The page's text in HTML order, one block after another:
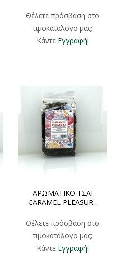
Θέλετε πρόσβαση στο
τιμοκατάλογο μας;
Κάντε Εγγραφή!
ΑΡΩΜΑΤΙΚΟ ΤΣΑΪ
CARAMEL PLEASURE
Θέλετε πρόσβαση στο
τιμοκατάλογο μας;
Κάντε Εγγραφή!